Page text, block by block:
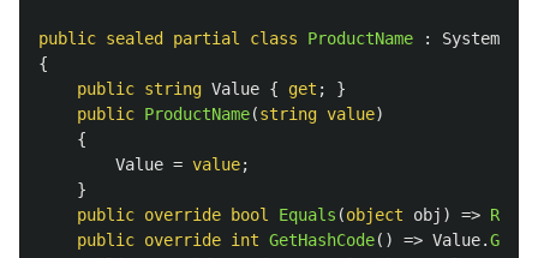
public sealed partial class ProductName : System
{
public string Value { get ;
}
public ProductName(string value)
{
Value = value;
}
public override bool Equals (object obj ) =>
public override int GetHashCode() => Value.